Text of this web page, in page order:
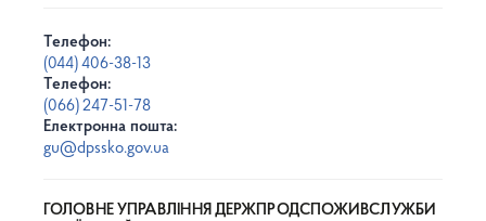
Телефон:
(044) 406-38-13
Телефон:
(066) 247-51-78
Електронна пошта:
gu@dpssko.gov.ua
ГОЛОВНЕ УПРАВЛІННЯ ДЕРЖПРОДСПОЖИВСЛУЖБИ